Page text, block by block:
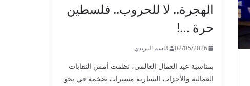
الهجرة.. لا للحروب.. فلسطين
حرة …!
02/05/2026 قاسم البريدي
بمناسبة عيد العمال العالمي، نظمت أمس النقابات
العمالية والأحزاب اليسارية مسيرات ضخمة في نحو